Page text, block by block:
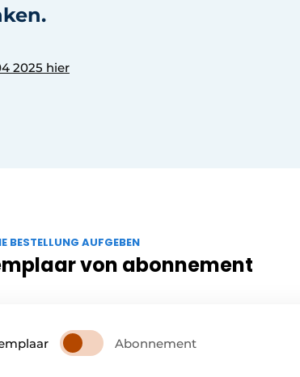
2025 hier
BESTELLUNG AUFGEBEN
von abonnement
Abonnement